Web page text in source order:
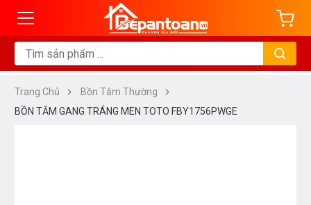
Trang Chủ
Bồn Tắm Thường
BỒN TẮM GANG TRÁNG MEN TOTO FBY1756PWGE